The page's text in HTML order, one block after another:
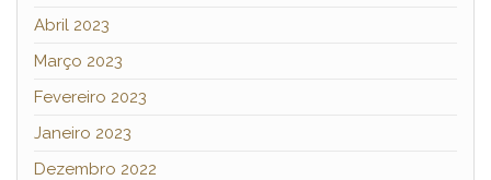
Abril 2023
Março 2023
Fevereiro 2023
Janeiro 2023
Dezembro 2022